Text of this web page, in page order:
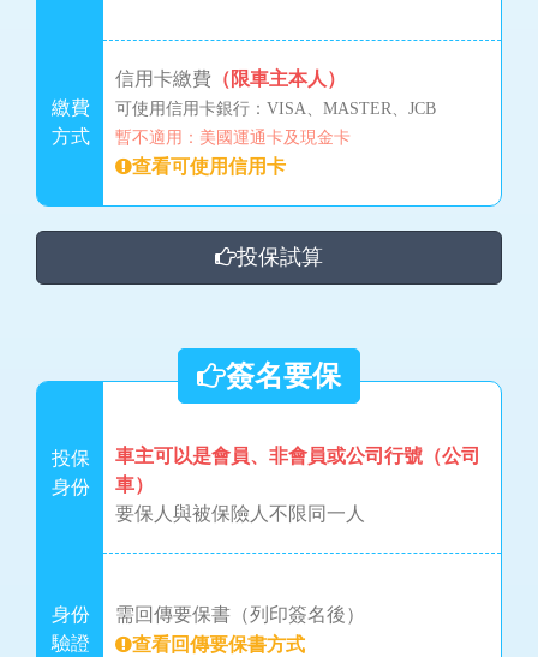
繳費
方式
信用卡繳費 （限車主本人）
可使用信用卡銀行：VISA、MASTER、JCB
暫不適用：美國運通卡及現金卡
查看可使用信用卡
投保試算
簽名要保
投保
身份
車主可以是會員、非會員或公司行號（公司
車）
要保人與被保險人不限同一人
身份
驗證
需回傳要保書（列印簽名後）
查看回傳要保書方式